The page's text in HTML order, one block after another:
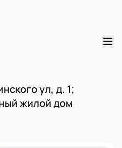
ул, д. 1;
жилой дом